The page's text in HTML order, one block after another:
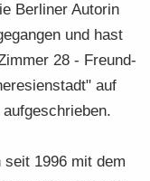
Ber­li­ner Au­torin
und hast
28 - Freund­
auf
1996 mit dem